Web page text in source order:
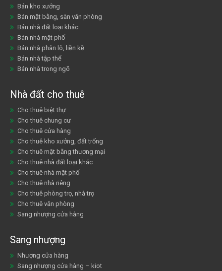
Bán kho xưởng
Bán mặt bằng, sàn văn phòng
Bán nhà đất loại khác
Bán nhà mặt phố
Bán nhà phân lô, liền kề
Bán nhà tập thể
Bán nhà trong ngõ
Nhà đất cho thuê
Cho thuê biệt thự
Cho thuê chung cư
Cho thuê cửa hàng
Cho thuê kho xưởng, đất trống
Cho thuê mặt bằng thương mại
Cho thuê nhà đất loại khác
Cho thuê nhà mặt phố
Cho thuê nhà riêng
Cho thuê phòng trọ, nhà trọ
Cho thuê văn phòng
Sang nhượng cửa hàng
Sang nhượng
Nhượng cửa hàng
Sang nhượng cửa hàng – kiot